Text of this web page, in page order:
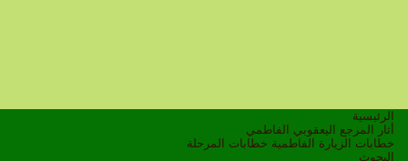
الرئيسية
أثار المرجع اليعقوبي الفاطمي
خطابات الزيارة الفاطمية خطابات المرحلة
البحوث